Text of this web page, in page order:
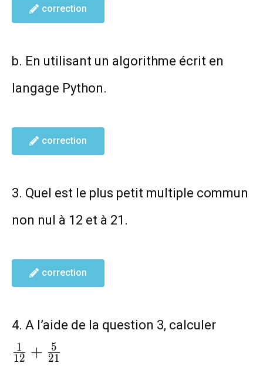
correction
b. En utilisant un algorithme écrit en
langage Python.
correction
3. Quel est le plus petit multiple commun
non nul à 12 et à 21.
correction
4. A l’aide de la question 3, calculer
12
1 + 21
5